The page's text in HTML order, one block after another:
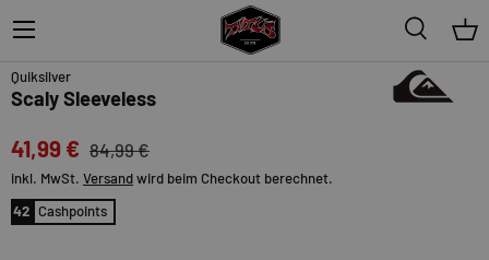
Suche
Menü
51%
Quiksilver
Scaly Sleeveless
41,99 € 84,99 €
inkl. MwSt. Versandwird beim Checkout berechnet.
42 Cashpoints